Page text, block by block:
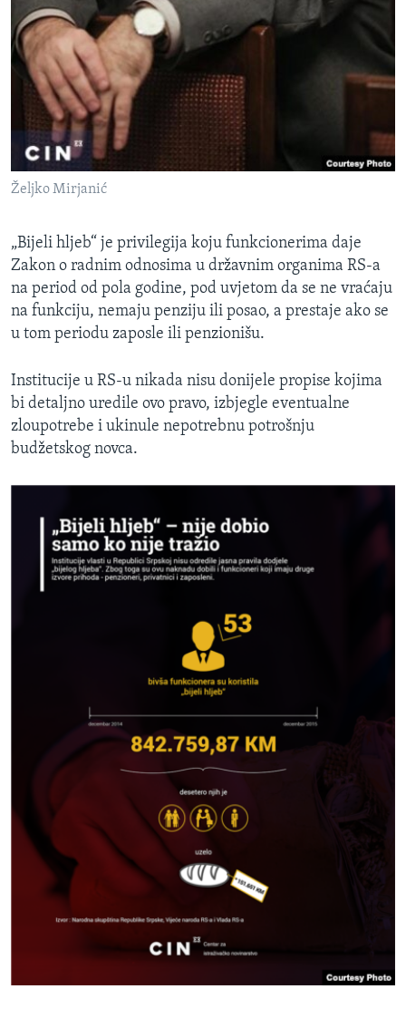
Željko Mirjanić
​„Bijeli hljeb“ je privilegija koju funkcionerima daje
Zakon o radnim odnosima u državnim organima RS-a
na period od pola godine, pod uvjetom da se ne vraćaju
na funkciju, nemaju penziju ili posao, a prestaje ako se
u tom periodu zaposle ili penzionišu.
Institucije u RS-u nikada nisu donijele propise kojima
bi detaljno uredile ovo pravo, izbjegle eventualne
zloupotrebe i ukinule nepotrebnu potrošnju
budžetskog novca.